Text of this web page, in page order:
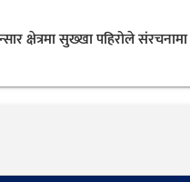
क्षेत्रमा सुख्खा पहिरोले संरचनामा